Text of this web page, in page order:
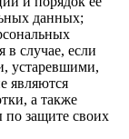
данных;
случае, если
устаревшими,
являются
а также
защите своих